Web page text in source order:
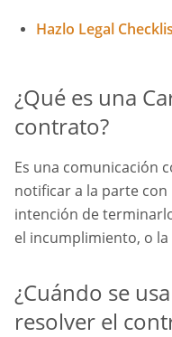
Hazlo Legal
¿Qué es una
contrato?
Es una comunicación
notificar a la parte
intención de
el incumplimiento, o
¿Cuándo se
resolver el